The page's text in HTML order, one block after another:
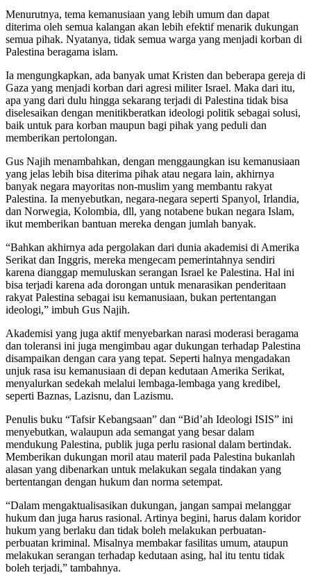
Menurutnya, tema kemanusiaan yang lebih umum dan dapat
diterima oleh semua kalangan akan lebih efektif menarik dukungan
semua pihak. Nyatanya, tidak semua warga yang menjadi korban di
Palestina beragama islam.
Ia mengungkapkan, ada banyak umat Kristen dan beberapa gereja di
Gaza yang menjadi korban dari agresi militer Israel. Maka dari itu,
apa yang dari dulu hingga sekarang terjadi di Palestina tidak bisa
diselesaikan dengan menitikberatkan ideologi politik sebagai solusi,
baik untuk para korban maupun bagi pihak yang peduli dan
memberikan pertolongan.
Gus Najih menambahkan, dengan menggaungkan isu kemanusiaan
yang jelas lebih bisa diterima pihak atau negara lain, akhirnya
banyak negara mayoritas non-muslim yang membantu rakyat
Palestina. Ia menyebutkan, negara-negara seperti Spanyol, Irlandia,
dan Norwegia, Kolombia, dll, yang notabene bukan negara Islam,
ikut memberikan bantuan mereka dengan jumlah banyak.
“Bahkan akhirnya ada pergolakan dari dunia akademisi di Amerika
Serikat dan Inggris, mereka mengecam pemerintahnya sendiri
karena dianggap memuluskan serangan Israel ke Palestina. Hal ini
bisa terjadi karena ada dorongan untuk menarasikan penderitaan
rakyat Palestina sebagai isu kemanusiaan, bukan pertentangan
ideologi,” imbuh Gus Najih.
Akademisi yang juga aktif menyebarkan narasi moderasi beragama
dan toleransi ini juga mengimbau agar dukungan terhadap Palestina
disampaikan dengan cara yang tepat. Seperti halnya mengadakan
unjuk rasa isu kemanusiaan di depan kedutaan Amerika Serikat,
menyalurkan sedekah melalui lembaga-lembaga yang kredibel,
seperti Baznas, Lazisnu, dan Lazismu.
Penulis buku “Tafsir Kebangsaan” dan “Bid’ah Ideologi ISIS” ini
menyebutkan, walaupun ada semangat yang besar dalam
mendukung Palestina, publik juga perlu rasional dalam bertindak.
Memberikan dukungan moril atau materil pada Palestina bukanlah
alasan yang dibenarkan untuk melakukan segala tindakan yang
bertentangan dengan hukum dan norma setempat.
“Dalam mengaktualisasikan dukungan, jangan sampai melanggar
hukum dan juga harus rasional. Artinya begini, harus dalam koridor
hukum yang berlaku dan tidak boleh melakukan perbuatan-
perbuatan kriminal. Misalnya membakar fasilitas umum, ataupun
melakukan serangan terhadap kedutaan asing, hal itu tentu tidak
boleh terjadi,” tambahnya.